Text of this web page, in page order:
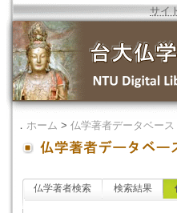
サイ
． ホーム > 仏学著者データベース
仏学著者検索 検索結果